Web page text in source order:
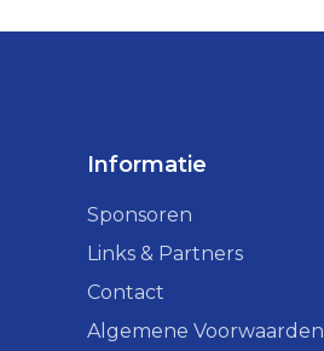
Informatie
Sponsoren
Links & Partners
Contact
Algemene Voorwaarden